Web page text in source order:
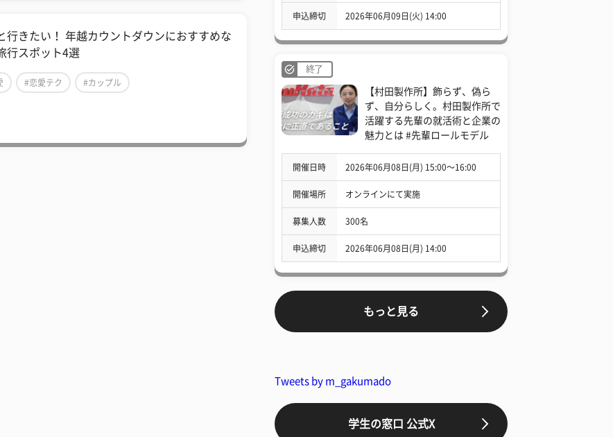
行きたい！ 年越カウントダウンにおすすめな
行スポット4選
#恋愛テク #カップル
申込締切 2026年06月09日(火) 14:00
終了
【村田製作所】飾らず、偽ら
ず、自分らしく。村田製作所で
活躍する先輩の就活術と企業の
魅力とは #先輩ロールモデル
開催日時 2026年06月08日(月) 15:00〜16:00
開催場所 オンラインにて実施
募集人数 300名
申込締切 2026年06月08日(月) 14:00
もっと見る
Tweets by m_gakumado
学生の窓口 公式X